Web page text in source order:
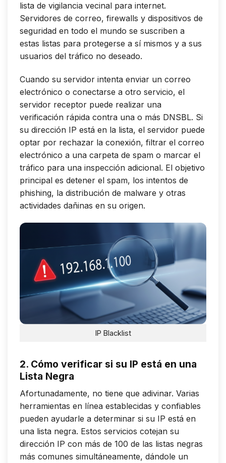
lista de vigilancia vecinal para internet.
Servidores de correo, firewalls y dispositivos de
seguridad en todo el mundo se suscriben a
estas listas para protegerse a sí mismos y a sus
usuarios del tráfico no deseado.
Cuando su servidor intenta enviar un correo
electrónico o conectarse a otro servicio, el
servidor receptor puede realizar una
verificación rápida contra una o más DNSBL. Si
su dirección IP está en la lista, el servidor puede
optar por rechazar la conexión, filtrar el correo
electrónico a una carpeta de spam o marcar el
tráfico para una inspección adicional. El objetivo
principal es detener el spam, los intentos de
phishing, la distribución de malware y otras
actividades dañinas en su origen.
IP Blacklist
2. Cómo verificar si su IP está en una
Lista Negra
Afortunadamente, no tiene que adivinar. Varias
herramientas en línea establecidas y confiables
pueden ayudarle a determinar si su IP está en
una lista negra. Estos servicios cotejan su
dirección IP con más de 100 de las listas negras
más comunes simultáneamente, dándole un